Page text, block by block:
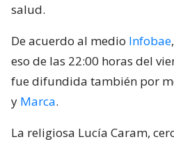
salud.
De acuerdo al medio Infobae
eso de las 22:00 horas del
fue difundida también por
y Marca.
La religiosa Lucía Caram,